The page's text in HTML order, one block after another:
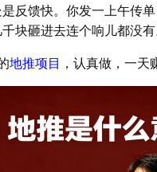
反馈快。你发一上午传
块砸进去连个响儿都没
地推项目 ，认真做，一天